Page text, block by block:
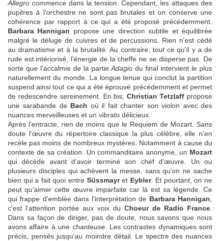
Allegro commence dans la tension. Cependant, les attaques des
pupitres à l'orchestre ne sont pas brutales et on conserve une
cohérence par rapport à ce qui a été proposé précédemment.
Barbara Hannigan propose une direction subtile et équilibrée
malgré le déluge de cuivres et de percussions. Rien n'est cédé
au dramatisme et à la brutalité. Au contraire, tout ce qu'il y a de
rude est intériorisé, l'énergie de la cheffe ne se disperse pas. De
sorte que l'accalmie de la partieAdagio du final intervient le plus
naturellement du monde. La longue tenue qui conclut la partition
suspend ainsi tout ce qui a été éprouvé précédemment et permet
de redescendre sereinement. En bis,Christian Tetzlaff propose
une sarabande de Bach où il fait chanter son violon avec des
nuances merveilleuses et un vibrato délicieux.
Après l'entracte, rien de moins que le Requiem de Mozart. Sans
doute l'œuvre du répertoire classique la plus célèbre, elle n'en
recèle pas moins de nombreux mystères. Notamment à cause du
contexte de sa création. Un commanditaire anonyme, un Mozart
qui décède avant d'avoir terminé son chef d'œuvre. Un ou
plusieurs disciples qui achèvent la messe, sans qu'on ne sache
bien qui a fait quoi entre Süssmayret Eybler. Et pourtant, on ne
peut qu'aimer cette œuvre imparfaite car là est sa légende. Ce
qui frappe d'emblée dans l'interprétation de Barbara Hannigan
c'est l'attention portée aux voix du Choeur de Radio France
Dans sa façon de diriger, pas de doute, nous savons que nous
avons affaire à une chanteuse. Les contrastes dynamiques sont
précis, pensés jusqu'au moindre détail. Le spectre des nuances